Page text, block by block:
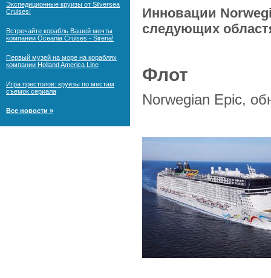
Экспедиционные круизы от Silversea
Cruises!
Встречайте корабль Вашей мечты
компании Oceania Cruises - Sirena!
Первый музей на море на кораблях
компании Holland America Line
Игра престолов: круизы по местам
съемок сериала
Все новости »
Инновации
следующих
Флот
Norwegian Epic,